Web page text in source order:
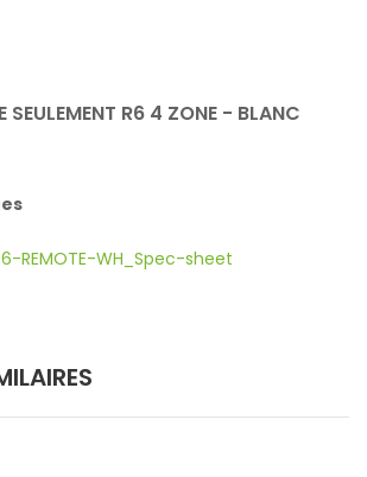
SEULEMENT R6 4 ZONE - BLANC
REMOTE-WH_Spec-sheet